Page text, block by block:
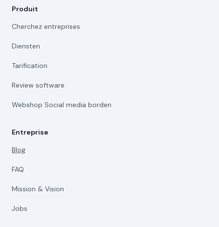
Produit
Cherchez entreprises
Diensten
Tarification
Review software
Webshop Social media borden
Entreprise
Blog
FAQ
Mission & Vision
Jobs